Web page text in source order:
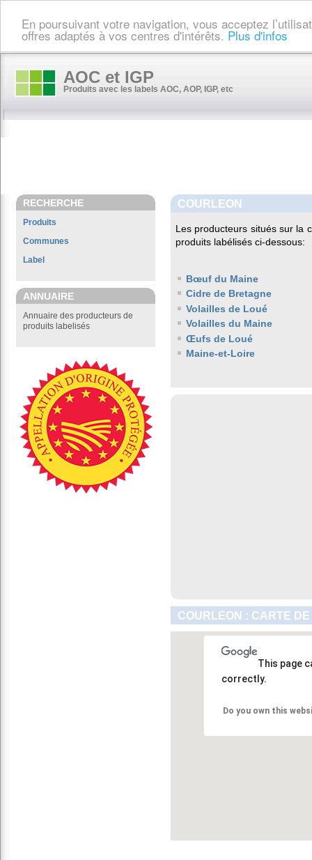
En poursuivant votre navigation, vous acceptez
offres adaptés à vos centres d'intérêts. Plus d'infos
AOC et IGP
Produits avec les labels AOC, AOP, IGP, etc
RECHERCHE
Produits
Communes
Label
ANNUAIRE
Annuaire des producteurs de
produits labelisés
COURLEON
Les producteurs situés sur la
produits labélisés ci-dessous:
Bœuf du Maine
Cidre de Bretagne
Volailles de Loué
Volailles du Maine
Œufs de Loué
Maine-et-Loire
COURLEON : CARTE
This page
correctly.
Do you own this